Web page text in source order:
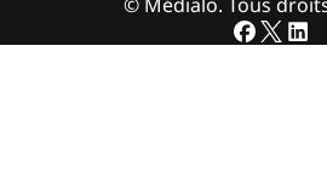
© Médialo. Tous